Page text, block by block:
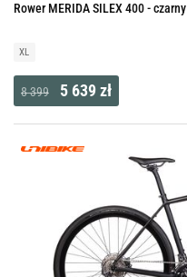
Rower MERIDA SILEX 400 - czarny
XL
8 399 5 639 zł